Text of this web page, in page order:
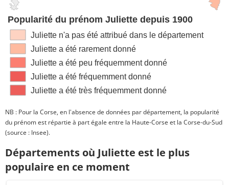
Popularité du prénom Juliette depuis 1900
Juliette n'a pas été attribué dans le département
Juliette a été rarement donné
Juliette a été peu fréquemment donné
Juliette a été fréquemment donné
Juliette a été très fréquemment donné
NB : Pour la Corse, en l'absence de données par département, la popularité
du prénom est répartie à part égale entre la Haute-Corse et la Corse-du-Sud
(source : Insee).
Départements où Juliette est le plus
populaire en ce moment